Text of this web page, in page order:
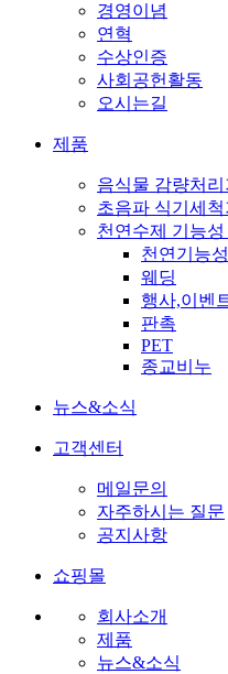
경영이념
연혁
수상인증
사회공헌활동
오시는길
제품
음식물 감량처리
초음파 식기세척
천연수제 기능성
천연기능
웨딩
행사,이벤
판촉
PET
종교비누
뉴스&소식
고객센터
메일문의
자주하시는 질문
공지사항
쇼핑몰
회사소개
제품
뉴스&소식